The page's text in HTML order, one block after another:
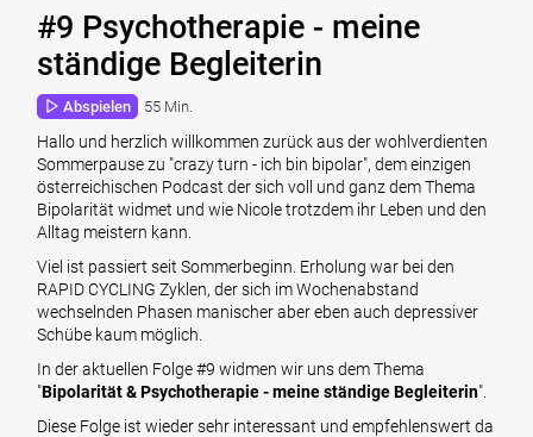
#9 Psychotherapie - meine
ständige Begleiterin
Abspielen 55 Min.
Hallo und herzlich willkommen zurück aus der wohlverdienten
Sommerpause zu "crazy turn - ich bin bipolar", dem einzigen
österreichischen Podcast der sich voll und ganz dem Thema
Bipolarität widmet und wie Nicole trotzdem ihr Leben und den
Alltag meistern kann.
Viel ist passiert seit Sommerbeginn. Erholung war bei den
RAPID CYCLING Zyklen, der sich im Wochenabstand
wechselnden Phasen manischer aber eben auch depressiver
Schübe kaum möglich.
In der aktuellen Folge #9 widmen wir uns dem Thema
"Bipolarität & Psychotherapie - meine ständige Begleiterin".
Diese Folge ist wieder sehr interessant und empfehlenswert da